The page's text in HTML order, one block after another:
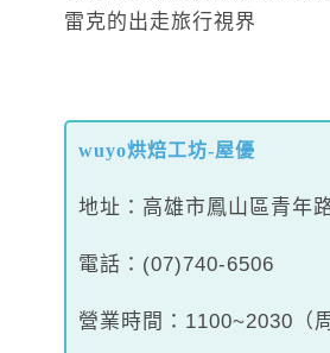
wuyo烘焙工坊-屋優
地址：高雄市鳳山區青年
電話：(07)740-6506
營業時間：1100~2030（